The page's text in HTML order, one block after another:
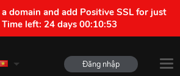
domain and add Positive SSL for just
left: 24 days 00:10:53
Đăng nhập